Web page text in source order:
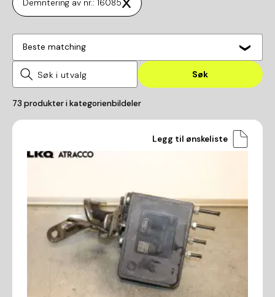
Demntering av nr.: 16085
Beste matching
Søk
73 produkter i kategorienbildeler
Legg til ønskeliste